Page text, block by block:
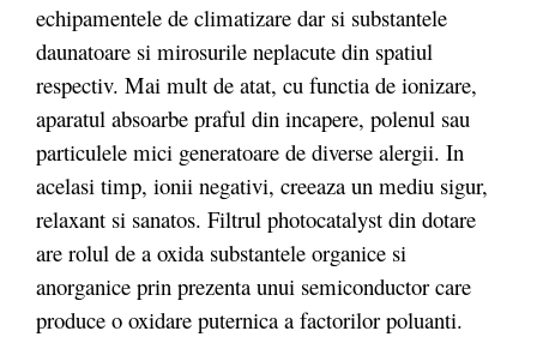
echipamentele de climatizare dar si substantele
daunatoare si mirosurile neplacute din spatiul
respectiv. Mai mult de atat, cu functia de ionizare,
aparatul absoarbe praful din incapere, polenul sau
particulele mici generatoare de diverse alergii. In
acelasi timp, ionii negativi, creeaza un mediu sigur,
relaxant si sanatos. Filtrul photocatalyst din dotare
are rolul de a oxida substantele organice si
anorganice prin prezenta unui semiconductor care
produce o oxidare puternica a factorilor poluanti.